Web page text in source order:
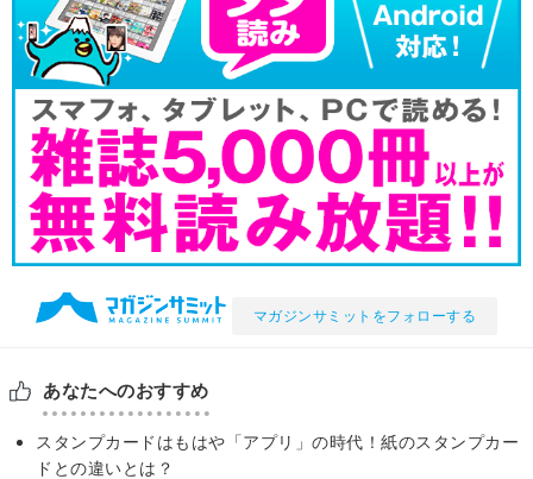
マガジンサミットをフォローする
あなたへのおすすめ
スタンプカードはもはや「アプリ」の時代！紙のスタンプカー
ドとの違いとは？